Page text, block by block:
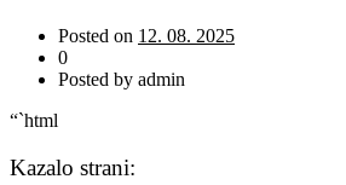
Posted on 12. 08. 2025
0
Posted by admin
“`html
Kazalo strani: